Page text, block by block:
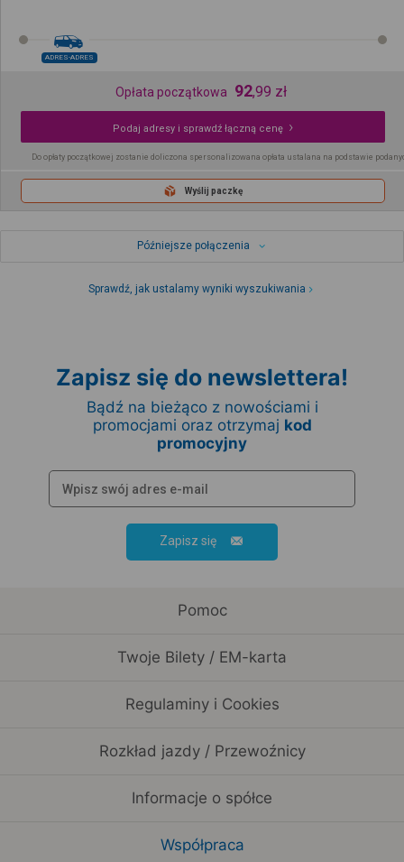
ADRES-ADRES
Opłata początkowa 92,99 zł
Podaj adresy i sprawdź łączną cenę
Do opłaty początkowej zostanie doliczona spersonalizowana opłata ustalana na podstawie
Wyślij paczkę
Późniejsze połączenia
Sprawdź, jak ustalamy wyniki wyszukiwania
Zapisz się do newslettera!
Bądź na bieżąco z nowościami i
promocjami oraz otrzymaj kod
promocyjny
Zapisz się
Pomoc
Twoje Bilety / EM-karta
Regulaminy i Cookies
Rozkład jazdy / Przewoźnicy
Informacje o spółce
Współpraca